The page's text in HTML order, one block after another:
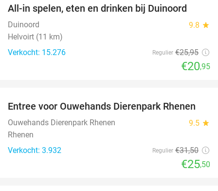
All-in spelen, eten en drinken bij Duinoord
Duinoord 9.8 star
Helvoirt (11 km)
Verkocht: 15.276
Regulier €25,95
€20,95
19%
Entree voor Ouwehands Dierenpark Rhenen
Ouwehands Dierenpark Rhenen 9.5 star
Rhenen
Verkocht: 3.932
Regulier €31,50
€25,50